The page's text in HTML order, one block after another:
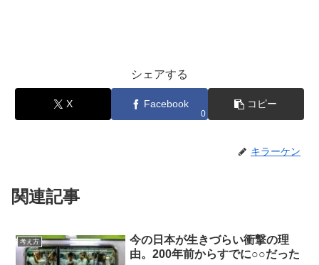
シェアする
X Facebook
0
コピー
キラーケン
関連記事
考え方
今の日本が生きづらい衝撃の理
由。200年前からすでに○○だった